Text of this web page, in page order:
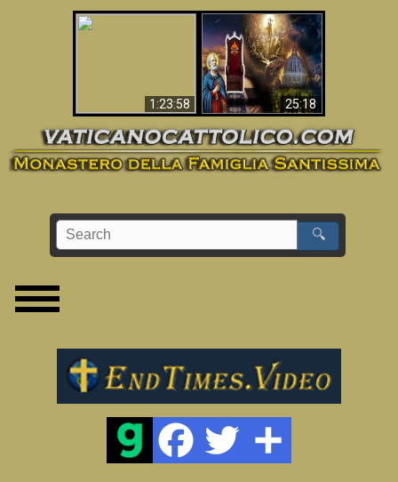
1:23:58 25:18
La Bibbia ha previsto
70 anni senza Papa?
🔍